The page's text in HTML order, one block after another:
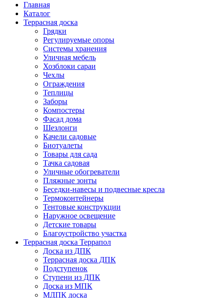
Главная
Каталог
Террасная доска
Грядки
Регулируемые опоры
Системы хранения
Уличная мебель
Хозблоки сараи
Чехлы
Ограждения
Теплицы
Заборы
Компостеры
Фасад дома
Шезлонги
Качели садовые
Биотуалеты
Товары для сада
Тачка садовая
Уличные обогреватели
Пляжные зонты
Беседки-навесы и подвесные кресла
Термоконтейнеры
Тентовые конструкции
Наружное освещение
Детские товары
Благоустройство участка
Террасная доска Террапол
Доска из ДПК
Террасная доска ДПК
Подступенок
Ступени из ДПК
Доска из МПК
МДПК доска